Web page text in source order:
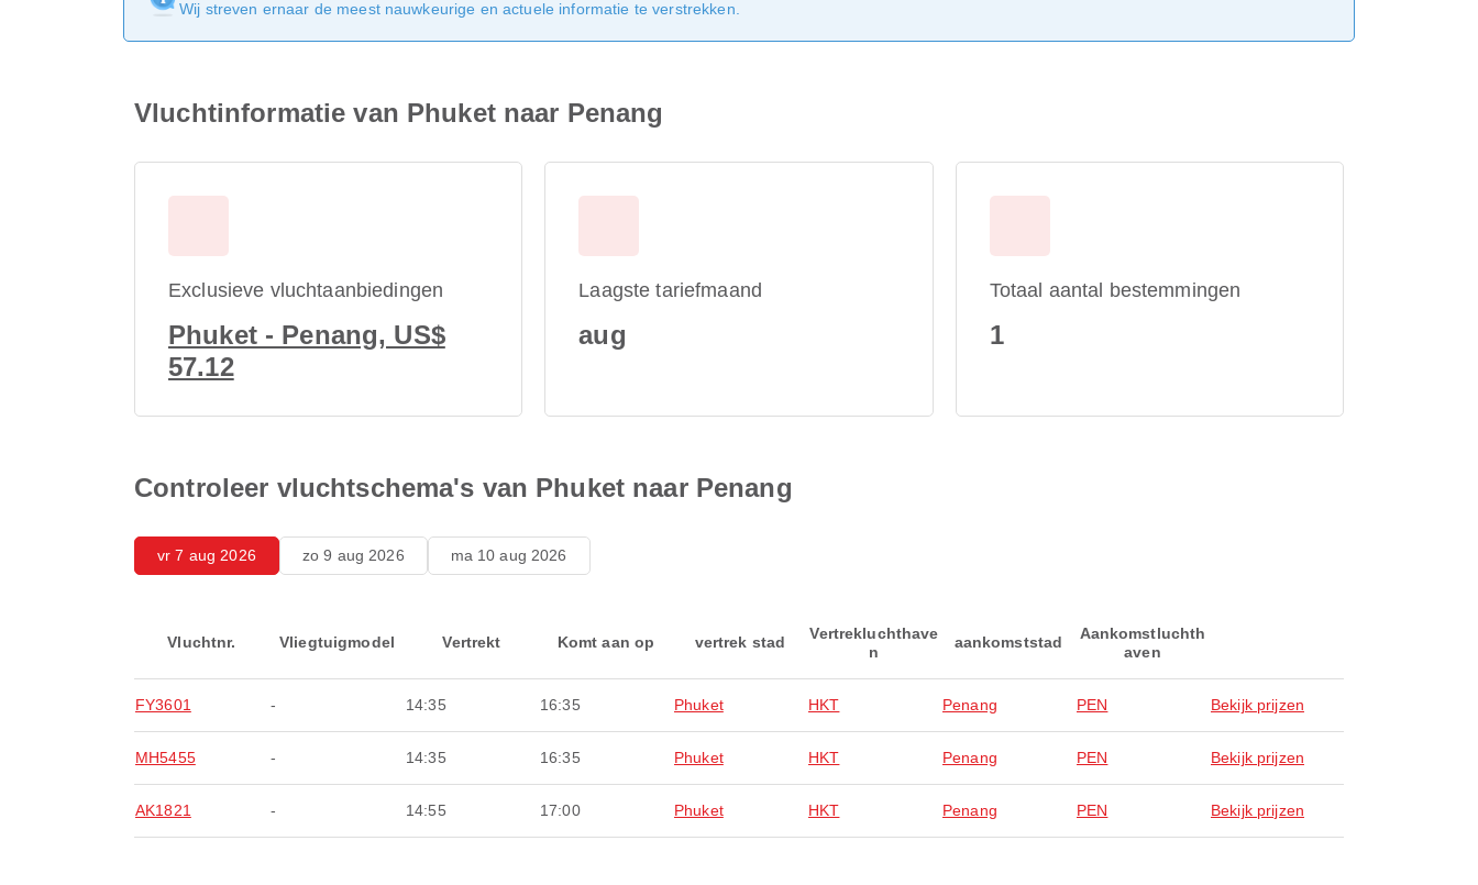
Wij streven ernaar de meest nauwkeurige en actuele informatie te verstrekken.
Vluchtinformatie van Phuket naar Penang
Exclusieve vluchtaanbiedingen
Phuket - Penang, US$
57.12
Laagste tariefmaand
aug
Totaal aantal bestemmingen
1
Controleer vluchtschema's van Phuket naar Penang
vr 7 aug 2026 zo 9 aug 2026 ma 10 aug 2026
Vluchtnr. Vliegtuigmodel Vertrekt Komt aan op vertrek stad
Vertrekluchthave
n
aankomststad
Aankomstluchth
aven
FY3601 - 14:35 16:35 Phuket HKT Penang PEN Bekijk prijzen
MH5455 - 14:35 16:35 Phuket HKT Penang PEN Bekijk prijzen
AK1821 - 14:55 17:00 Phuket HKT Penang PEN Bekijk prijzen